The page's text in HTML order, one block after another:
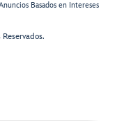
Basados en Intereses